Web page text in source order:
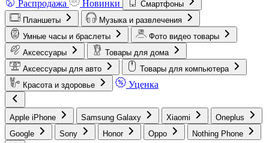
Распродажа Новинки
Смартфоны
Планшеты
Музыка и развлечения
Умные часы и браслеты
Фото видео товары
Аксессуары
Товары для дома
Аксессуары для авто
Товары для компьютера
Красота и здоровье
Уценка
Apple iPhone Samsung Galaxy Xiaomi
Oneplus
Google
Sony Honor Oppo Nothing Phone